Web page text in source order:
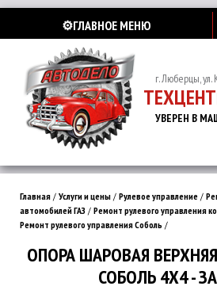
⚙️ГЛАВНОЕ МЕНЮ
г. Люберцы,
УВЕРЕН В
Главная / Услуги и цены / Рулевое управление /
автомобилей ГАЗ / Ремонт рулевого управления
Ремонт рулевого управления Соболь /
ОПОРА ШАРОВАЯ
СОБОЛЬ 4Х4 -